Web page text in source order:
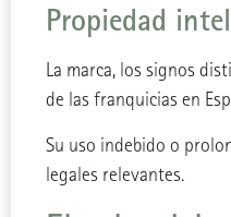
Propiedad
La marca, los signos
de las franquicias en
Su uso indebido o
legales relevantes.